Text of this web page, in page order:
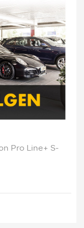
Pro Line+ S-